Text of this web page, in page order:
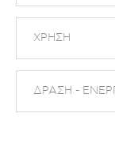
ΧΡΗΣΗ
ΔΡΑΣΗ -